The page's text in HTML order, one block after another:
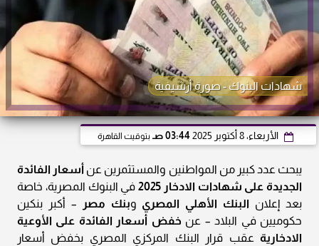
شهادات البنوك - صورة أرشيفية
الأربعاء، 8 أكتوبر 2025 03:44 صـ بتوقيت القاهرة
يبحث عدد كبير من المواطنين والمستثمرين عن أسعار الفائدة
الجديدة على شهادات الادخار 2025
في البنوك المصرية، خاصة
بعد إعلان البنك الأهلي المصري وبنك مصر
– أكبر بنكين
حكوميين في البلاد – عن خفض أسعار الفائدة على الأوعية
الادخارية عقب قرار البنك المركزي المصري بخفض أسعار